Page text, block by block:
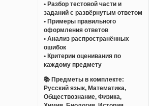
• Разбор тестовой части и
заданий с развёрнутым ответом
• Примеры правильного
оформления ответов
• Анализ распространённых
ошибок
• Критерии оценивания по
каждому предмету
📚 Предметы в комплекте:
Русский язык, Математика,
Обществознание, Физика,